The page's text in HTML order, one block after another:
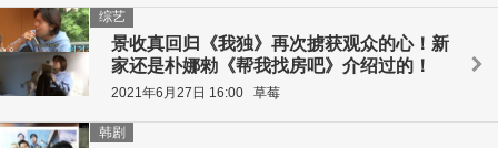
景收真回归《我独》再次掳获观众的心！新
家还是朴娜勑《帮我找房吧》介绍过的！
综艺
2021年6月27日 16:00 草莓
韩剧